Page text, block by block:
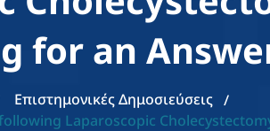
for an
Επιστημονικές Δημοσιεύσεις
Laparoscopic